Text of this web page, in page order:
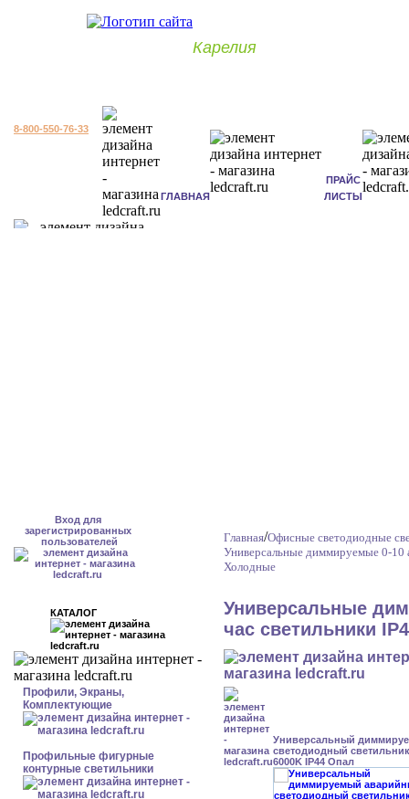
Карелия
8-800-550-76-33
ГЛАВНАЯ
ПРАЙС
ЛИСТЫ
Вход для
зарегистрированных
пользователей
КАТАЛОГ
Профили, Экраны,
Комплектующие
Профильные фигурные
контурные светильники
Главная/Офисные светодиодные
Универсальные диммируемые 0-10
Холодные
Универсальные
час светильники
Универсальный
светодиодный
6000K IP44 Опал